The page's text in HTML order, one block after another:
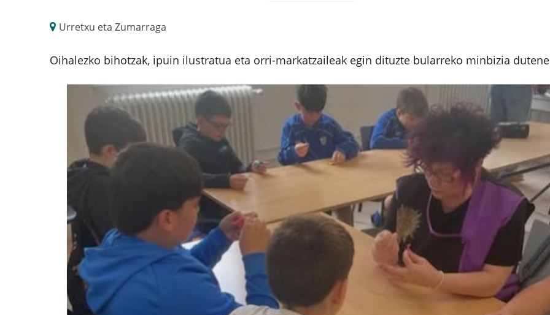
Urretxu eta Zumarraga
Oihalezko bihotzak, ipuin ilustratua eta orri-markatzaileak egin dituzte bularreko minbizia